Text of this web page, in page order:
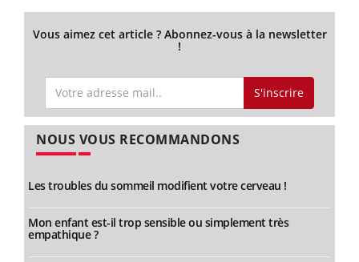
Vous aimez cet article ? Abonnez-vous à la newsletter
!
S'inscrire
NOUS VOUS RECOMMANDONS
Les troubles du sommeil modifient votre cerveau !
Mon enfant est-il trop sensible ou simplement très
empathique ?